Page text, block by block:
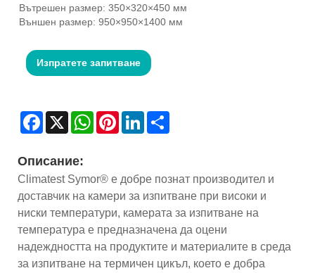
Вътрешен размер: 350×320×450 мм
Външен размер: 950×950×1400 мм
Изпратете запитване
Facebook
X WhatsAppPinterestLinkedIn
Описание:
Climatest Symor® е добре познат производител и
доставчик на камери за изпитване при високи и
ниски температури, камерата за изпитване на
температура е предназначена да оцени
надеждността на продуктите и материалите в среда
за изпитване на термичен цикъл, което е добра